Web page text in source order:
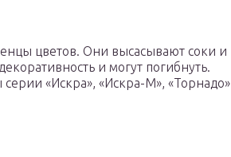
цветов. Они высасывают соки и
и могут погибнуть.
«Искра», «Искра-М», «Торнадо»